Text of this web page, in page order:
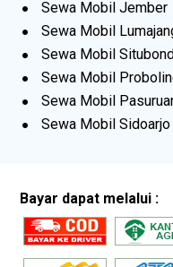
Sewa Mobil Jember
Sewa Mobil
Sewa Mobil
Sewa Mobil
Sewa Mobil
Sewa Mobil Sidoarjo
Bayar dapat melalui :